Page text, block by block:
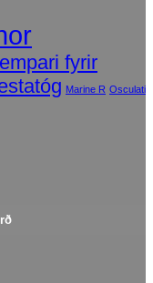
fyrir
Marine R Osculati